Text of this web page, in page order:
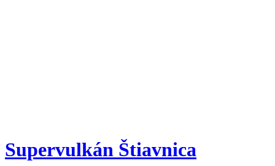
Supervulkán Štiavnica